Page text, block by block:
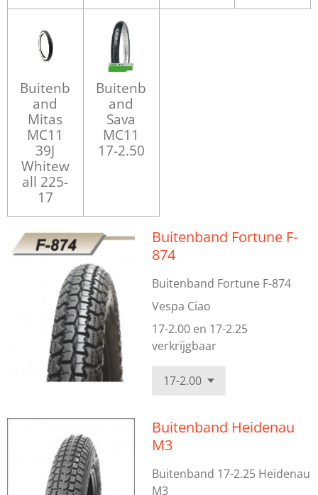
Buitenb
and
Mitas
MC11
39J
Whitew
all 225-
17
Buitenb
and
Sava
MC11
17-2.50
Buitenband Fortune F-
874
Buitenband Fortune F-874
Vespa Ciao
17-2.00 en 17-2.25
verkrijgbaar
Buitenband Heidenau
M3
Buitenband 17-2.25 Heidenau
M3